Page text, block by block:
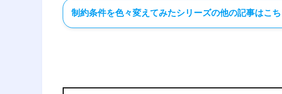
制約条件を色々変えてみたシリーズの他の記事はこち